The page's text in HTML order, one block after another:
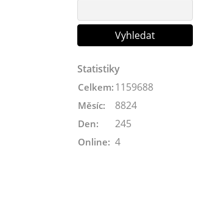
Statistiky
Online: 4
Celkem: 1159688
Měsíc: 8824
Den: 245